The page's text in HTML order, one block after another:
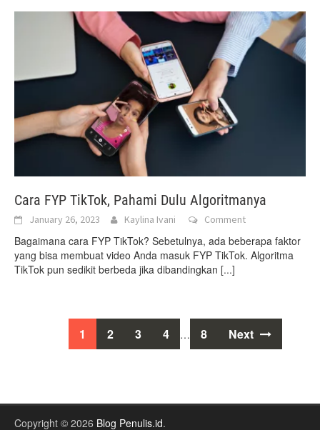
Cara FYP TikTok, Pahami Dulu Algoritmanya
January 26, 2023 Kaylina Ivani Comment
Bagaimana cara FYP TikTok? Sebetulnya, ada beberapa faktor
yang bisa membuat video Anda masuk FYP TikTok. Algoritma
TikTok pun sedikit berbeda jika dibandingkan [...]
1 2 3 4 … 8 Next
Copyright © 2026 Blog Penulis.id.